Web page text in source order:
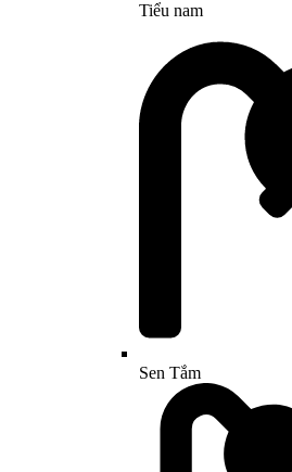
Tiểu nam
Sen Tắm